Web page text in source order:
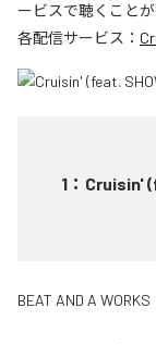
ービスで聴くことが
各配信サービス：
1 ： Cruisin'
BEAT AND A WORKS